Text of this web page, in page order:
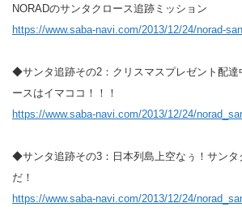
NORADのサンタクロース追跡ミッション
https://www.saba-navi.com/2013/12/24/norad-
◆サンタ追跡その2：クリスマスプレゼント配
ースはイマココ！！！
https://www.saba-navi.com/2013/12/24/
◆サンタ追跡その3：日本列島上空なぅ！サンタ
だ！
https://www.saba-navi.com/2013/12/24/